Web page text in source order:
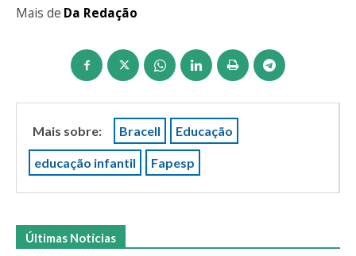
Mais de Da Redação
Mais sobre: Bracell Educação
educação infantil Fapesp
Últimas Notícias